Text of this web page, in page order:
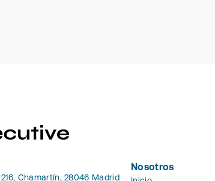
Chamartín, 28046 Madrid
Nosotros